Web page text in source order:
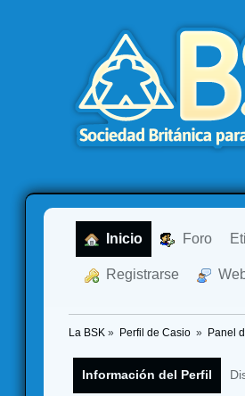
Inicio Foro
Registrarse
La BSK » Perfil de Casio » Panel
Información del Perfil